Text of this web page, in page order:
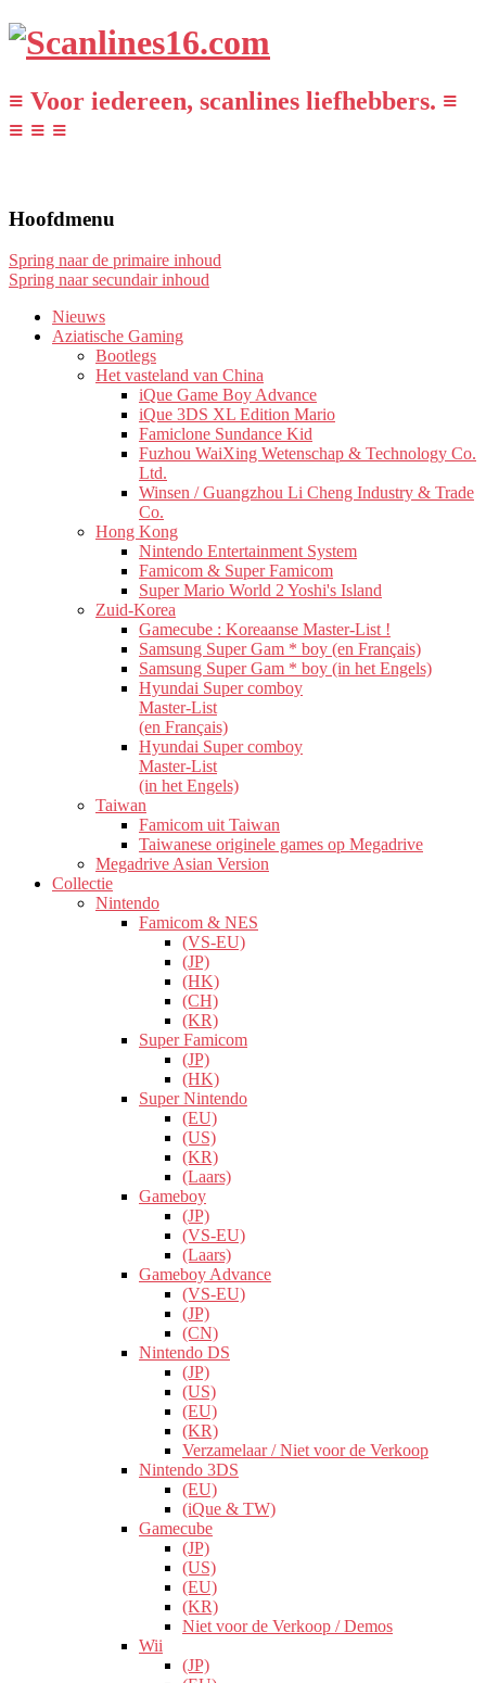
≡ Voor iedereen, scanlines liefhebbers. ≡
≡ ≡ ≡
Hoofdmenu
Spring naar de primaire inhoud
Spring naar secundair inhoud
Nieuws
Aziatische Gaming
Bootlegs
Het vasteland van China
iQue Game Boy Advance
iQue 3DS XL Edition Mario
Famiclone Sundance Kid
Fuzhou WaiXing Wetenschap & Technology Co.
Ltd.
Winsen / Guangzhou Li Cheng Industry & Trade
Co.
Hong Kong
Nintendo Entertainment System
Famicom & Super Famicom
Super Mario World 2 Yoshi's Island
Zuid-Korea
Gamecube : Koreaanse Master-List !
Samsung Super Gam * boy (en Français)
Samsung Super Gam * boy (in het Engels)
Hyundai Super comboy
Master-List
(en Français)
Hyundai Super comboy
Master-List
(in het Engels)
Taiwan
Famicom uit Taiwan
Taiwanese originele games op Megadrive
Megadrive Asian Version
Collectie
Nintendo
Famicom & NES
(VS-EU)
(JP)
(HK)
(CH)
(KR)
Super Famicom
(JP)
(HK)
Super Nintendo
(EU)
(US)
(KR)
(Laars)
Gameboy
(JP)
(VS-EU)
(Laars)
Gameboy Advance
(VS-EU)
(JP)
(CN)
Nintendo DS
(JP)
(US)
(EU)
(KR)
Verzamelaar / Niet voor de Verkoop
Nintendo 3DS
(EU)
(iQue & TW)
Gamecube
(JP)
(US)
(EU)
(KR)
Niet voor de Verkoop / Demos
Wii
(JP)